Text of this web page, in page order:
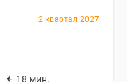
2 квартал 2027
18 мин.